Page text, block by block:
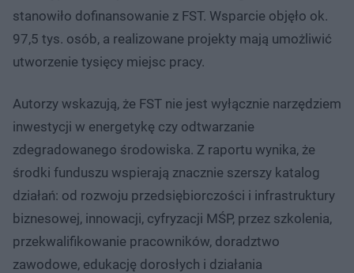
stanowiło dofinansowanie z FST. Wsparcie objęło ok.
97,5 tys. osób, a realizowane projekty mają umożliwić
utworzenie tysięcy miejsc pracy.
Autorzy wskazują, że FST nie jest wyłącznie narzędziem
inwestycji w energetykę czy odtwarzanie
zdegradowanego środowiska. Z raportu wynika, że
środki funduszu wspierają znacznie szerszy katalog
działań: od rozwoju przedsiębiorczości i infrastruktury
biznesowej, innowacji, cyfryzacji MŚP, przez szkolenia,
przekwalifikowanie pracowników, doradztwo
zawodowe, edukację dorosłych i działania